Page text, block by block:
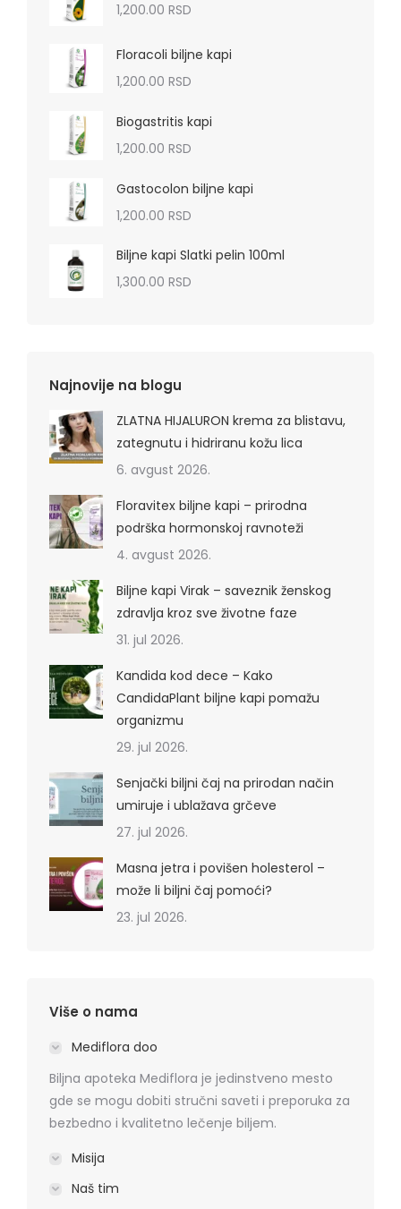
1,200.00 RSD
Floracoli biljne kapi
1,200.00 RSD
Biogastritis kapi
1,200.00 RSD
Gastocolon biljne kapi
1,200.00 RSD
Biljne kapi Slatki pelin 100ml
1,300.00 RSD
Najnovije na blogu
ZLATNA HIJALURON krema za blistavu,
zategnutu i hidriranu kožu lica
6. avgust 2026.
Floravitex biljne kapi – prirodna
podrška hormonskoj ravnoteži
4. avgust 2026.
Biljne kapi Virak – saveznik ženskog
zdravlja kroz sve životne faze
31. jul 2026.
Kandida kod dece – Kako
CandidaPlant biljne kapi pomažu
organizmu
29. jul 2026.
Senjački biljni čaj na prirodan način
umiruje i ublažava grčeve
27. jul 2026.
Masna jetra i povišen holesterol –
može li biljni čaj pomoći?
23. jul 2026.
Više o nama
Mediflora doo
Biljna apoteka Mediflora je jedinstveno mesto
gde se mogu dobiti stručni saveti i preporuka za
bezbedno i kvalitetno lečenje biljem.
Misija
Naš tim